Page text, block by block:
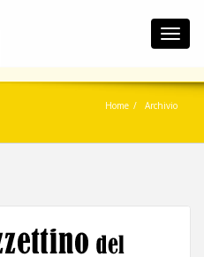
Home Archivio